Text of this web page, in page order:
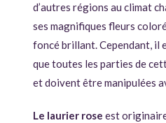
d’autres régions au climat
ses magnifiques fleurs
foncé brillant. Cependant, il
que toutes les parties de
et doivent être manipulées
Le laurier rose est